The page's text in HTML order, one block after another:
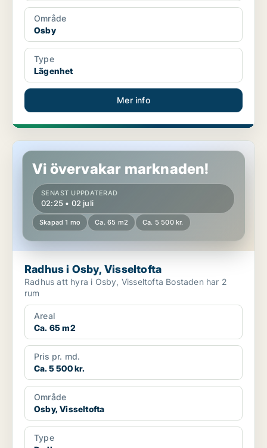
Område
Osby
Type
Lägenhet
Mer info
Radhus i Osby, Visseltofta
Vi övervakar marknaden!
SENAST UPPDATERAD
02:25 • 02 juli
Skapad 1 mo Ca. 65 m2 Ca. 5 500 kr.
Radhus i Osby, Visseltofta
Radhus att hyra i Osby, Visseltofta Bostaden har 2
rum
Areal
Ca. 65 m2
Pris pr. md.
Ca. 5 500 kr.
Område
Osby, Visseltofta
Type